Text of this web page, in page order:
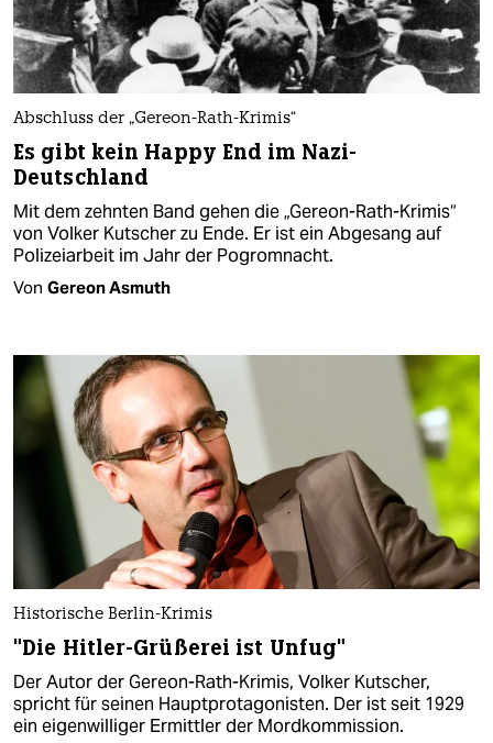
Abschluss der „Gereon-Rath-Krimis“
Es gibt kein Happy End im Nazi-
Deutschland
Mit dem zehnten Band gehen die „Gereon-Rath-Krimis“
von Volker Kutscher zu Ende. Er ist ein Abgesang auf
Polizeiarbeit im Jahr der Pogromnacht.
Von Gereon Asmuth
Historische Berlin-Krimis
"Die Hitler-Grüßerei ist Unfug"
Der Autor der Gereon-Rath-Krimis, Volker Kutscher,
spricht für seinen Hauptprotagonisten. Der ist seit 1929
ein eigenwilliger Ermittler der Mordkommission.